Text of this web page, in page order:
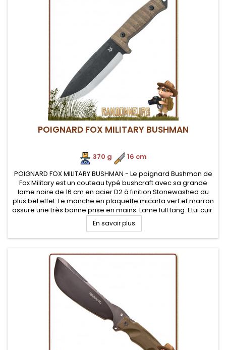
POIGNARD FOX MILITARY BUSHMAN
370 g
16 cm
POIGNARD FOX MILITARY BUSHMAN - Le poignard Bushman de
Fox Military est un couteau typé bushcraft avec sa grande
lame noire de 16 cm en acier D2 à finition Stonewashed du
plus bel effet. Le manche en plaquette micarta vert et marron
assure une très bonne prise en mains. Lame full tang. Etui cuir.
En savoir plus